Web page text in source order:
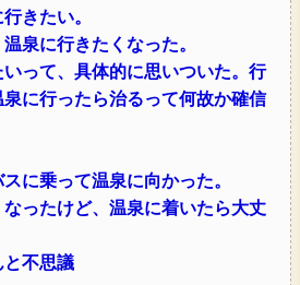
きたい。
泉に行きたくなった。
って、具体的に思いついた。行
に行ったら治るって何故か確信
に乗って温泉に向かった。
ったけど、温泉に着いたら大丈
と不思議